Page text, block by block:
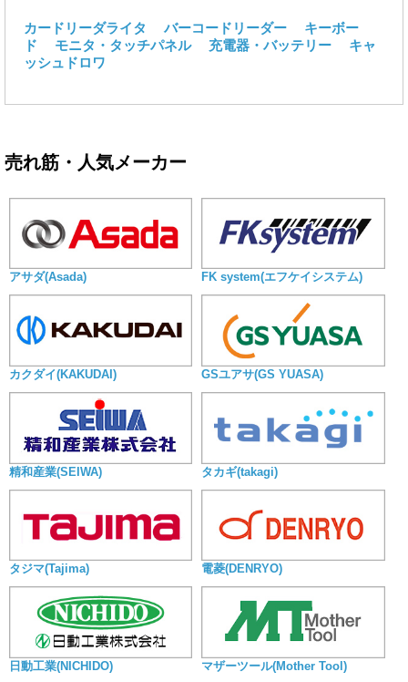
カードリーダライタ バーコードリーダー
キーボー
ド
モニタ・タッチパネル 充電器・バッテリー
キャ
ッシュドロワ
売れ筋・人気メーカー
アサダ(Asada) FK system(エフケイシステム)
カクダイ(KAKUDAI) GSユアサ(GS YUASA)
精和産業(SEIWA) タカギ(takagi)
タジマ(Tajima) 電菱(DENRYO)
日動工業(NICHIDO) マザーツール(Mother Tool)